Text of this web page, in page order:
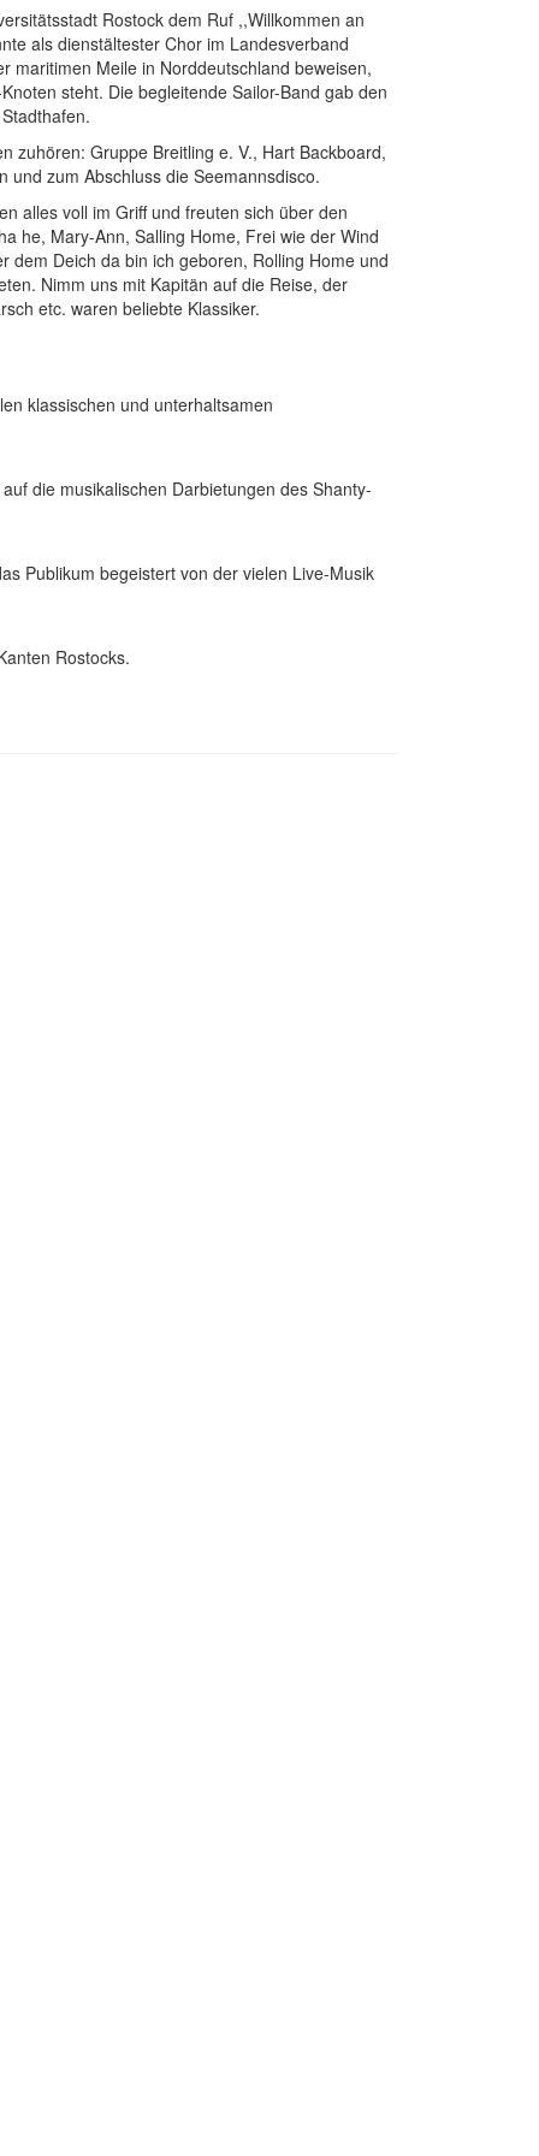
Rostock dem Ruf ,,Willkommen an
als dienstältester Chor im Landesverband
maritimen Meile in Norddeutschland beweisen,
steht. Die begleitende Sailor-Band gab den
zuhören: Gruppe Breitling e. V., Hart Backboard,
zum Abschluss die Seemannsdisco.
alles voll im Griff und freuten sich über den
he, Mary-Ann, Salling Home, Frei wie der Wind
dem Deich da bin ich geboren, Rolling Home und
Nimm uns mit Kapitän auf die Reise, der
etc. waren beliebte Klassiker.
klassischen und unterhaltsamen
die musikalischen Darbietungen des Shanty-
Publikum begeistert von der vielen Live-Musik
Rostocks.